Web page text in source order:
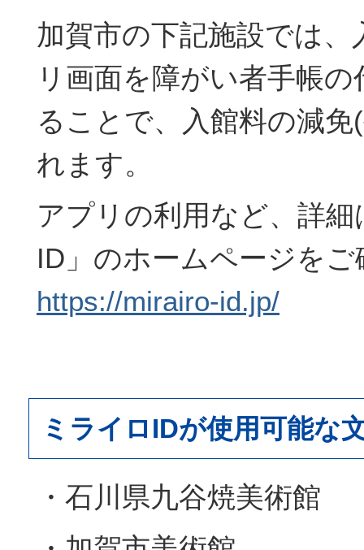
加賀市の下記施設では
リ画面を障がい者手帳
ることで、入館料の減
れます。
アプリの利用など、詳
ID」のホームページを
https://mirairo-id.jp/
ミライロIDが使用可能な
・石川県九谷焼美術館